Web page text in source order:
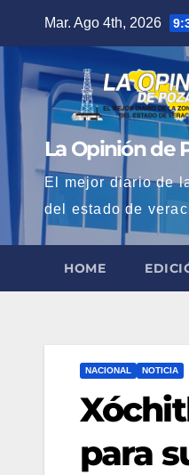
contenido
Mar. Ago 4th, 2026
La Opinión de
El mejor diario de
del estado de
HOME
NACIONAL NOTICIA
para